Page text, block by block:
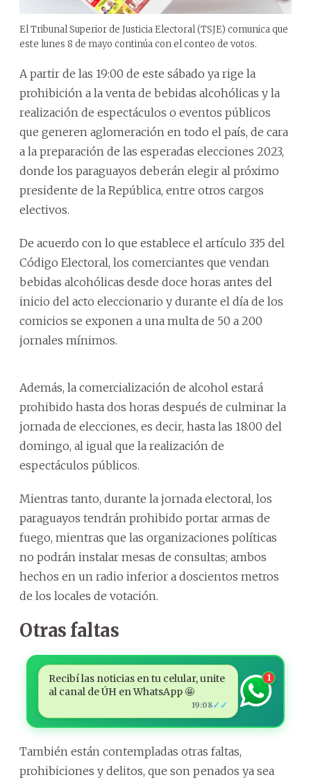
El Tribunal Superior de Justicia Electoral (TSJE) comunica que
este lunes 8 de mayo continúa con el conteo de votos.
A partir de las 19:00 de este sábado ya rige la
prohibición a la venta de bebidas alcohólicas y la
realización de espectáculos o eventos públicos
que generen aglomeración en todo el país, de cara
a la preparación de las esperadas elecciones 2023,
donde los paraguayos deberán elegir al próximo
presidente de la República, entre otros cargos
electivos.
De acuerdo con lo que establece el artículo 335 del
Código Electoral, los comerciantes que vendan
bebidas alcohólicas desde doce horas antes del
inicio del acto eleccionario y durante el día de los
comicios se exponen a una multa de 50 a 200
jornales mínimos.
Además, la comercialización de alcohol estará
prohibido hasta dos horas después de culminar la
jornada de elecciones, es decir, hasta las 18:00 del
domingo, al igual que la realización de
espectáculos públicos.
Mientras tanto, durante la jornada electoral, los
paraguayos tendrán prohibido portar armas de
fuego, mientras que las organizaciones políticas
no podrán instalar mesas de consultas; ambos
hechos en un radio inferior a doscientos metros
de los locales de votación.
Otras faltas
Recibí las noticias en tu celular, unite
al canal de ÚH en WhatsApp 🤩
19:08✓✓
1
También están contempladas otras faltas,
prohibiciones y delitos, que son penados ya sea